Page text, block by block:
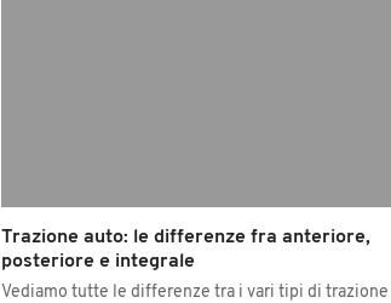
Trazione auto: le differenze fra anteriore,
posteriore e integrale
Vediamo tutte le differenze tra i vari tipi di trazione